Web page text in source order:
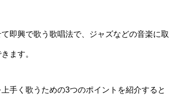
即興で歌う歌唱法で、ジャズなどの音楽に取
ます。
手く歌うための3つのポイントを紹介すると